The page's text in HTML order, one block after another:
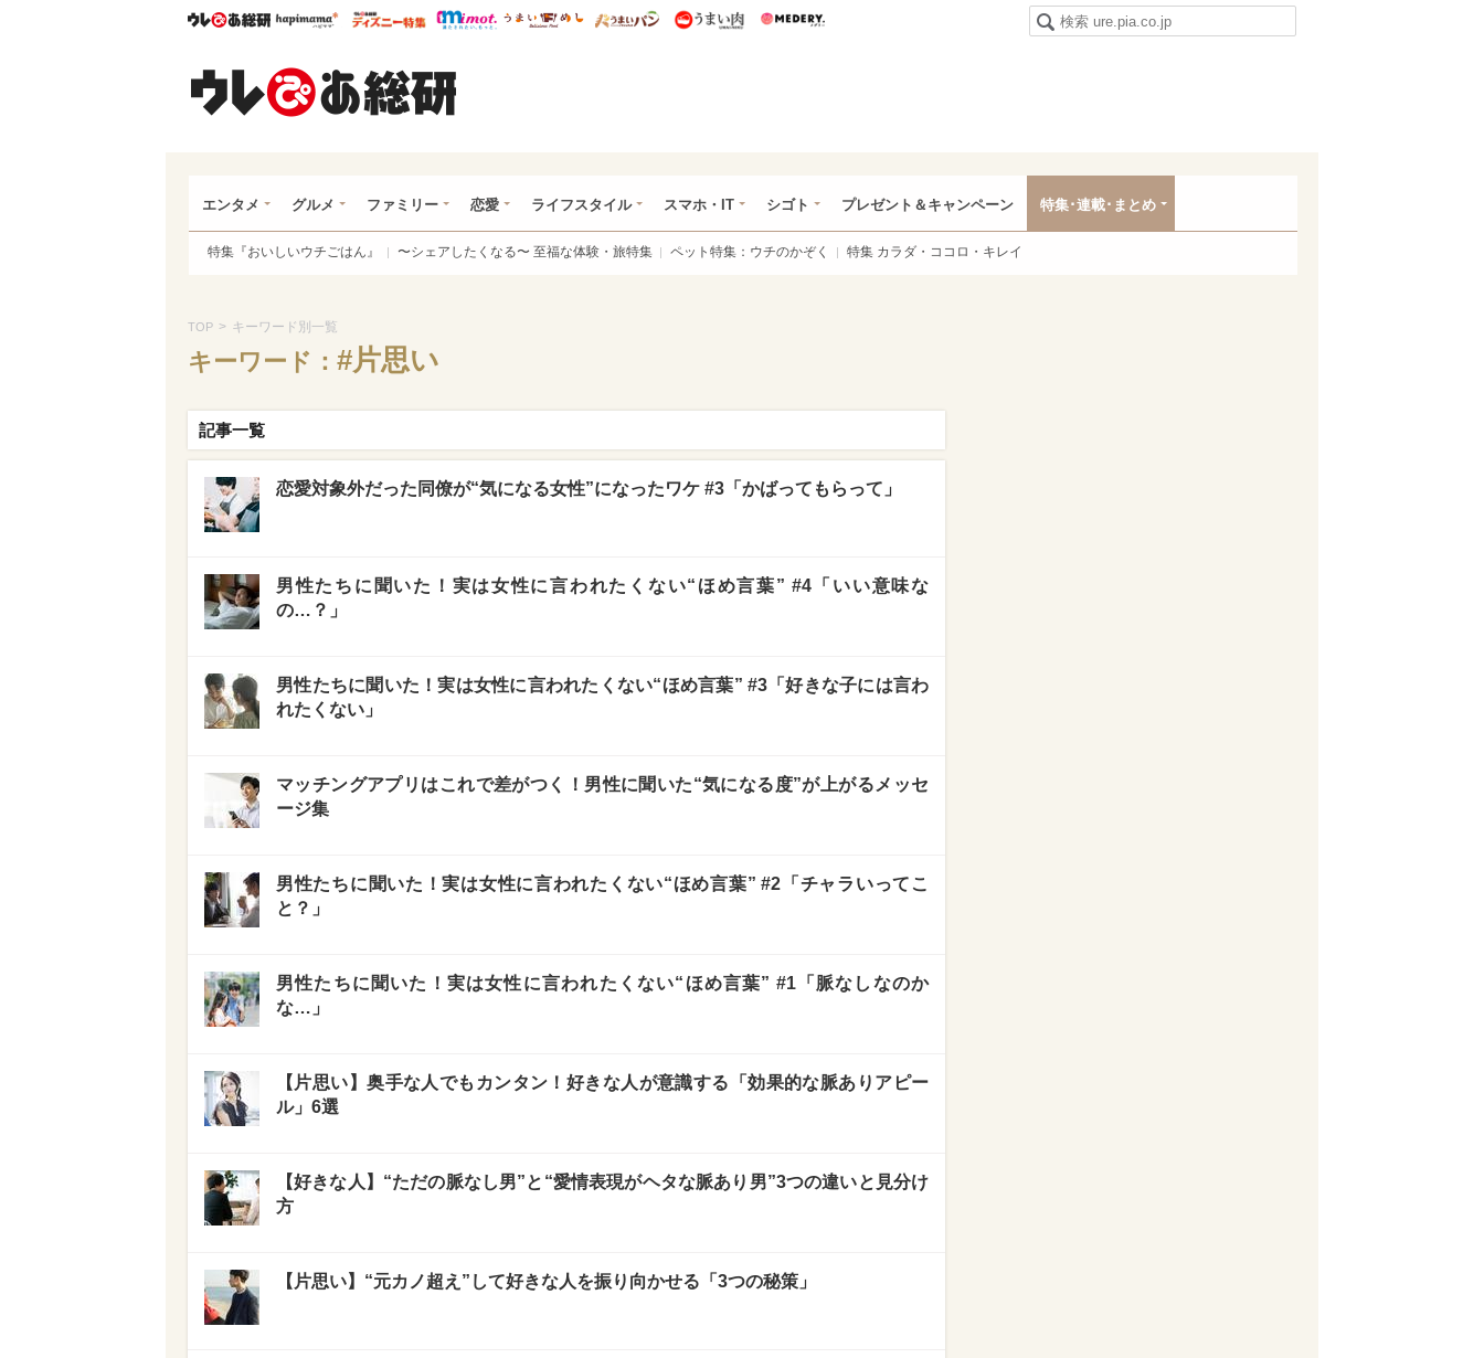
ウレぴあ総研ハピママ* ウレぴあ総研 ディズニー特集
mimot. うまいめし うまいパン うまい肉
エンタメ グルメ ファミリー 恋愛 ライフスタイル スマホ・IT シゴト プレゼント＆キャンペーン 特集･連載･まとめ
特集『おいしいウチごはん』 〜シェアしたくなる〜 至福な体験・旅特集 ペット特集：ウチのかぞく 特集 カラダ・ココロ・キレイ
TOP > キーワード別一覧
キーワード： #片思い
記事一覧
恋愛対象外だった同僚が“気になる女性”になったワケ #3「かばってもらって」
男性たちに聞いた！実は女性に言われたくない“ほめ言葉” #4「いい意味な
の…？」
男性たちに聞いた！実は女性に言われたくない“ほめ言葉” #3「好きな子には言わ
れたくない」
マッチングアプリはこれで差がつく！男性に聞いた“気になる度”が上がるメッセ
ージ集
男性たちに聞いた！実は女性に言われたくない“ほめ言葉” #2「チャラいってこ
と？」
男性たちに聞いた！実は女性に言われたくない“ほめ言葉” #1「脈なしなのか
な…」
【片思い】奥手な人でもカンタン！好きな人が意識する「効果的な脈ありアピー
ル」6選
【好きな人】“ただの脈なし男”と“愛情表現がヘタな脈あり男”3つの違いと見分け
方
【片思い】“元カノ超え”して好きな人を振り向かせる「3つの秘策」